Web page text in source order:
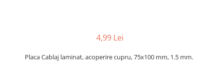
4,99 Lei
Placa Cablaj laminat, acoperire cupru, 75x100 mm, 1.5 mm.